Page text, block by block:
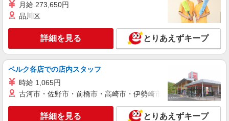
詳細を見る
株式会社HITOWA フードサービスカンパニー
学校給食の栄養士【正社員】
世田谷区内学校2 （東京都世田谷区上用賀5-
15-1）
月給 273,650円
品川区
詳細を見る とりあえずキープ
ベルク各店での店内スタッフ
時給 1,065円
古河市・佐野市・前橋市・高崎市・伊勢崎市・太田市・館林市
詳細を見る とりあえずキープ